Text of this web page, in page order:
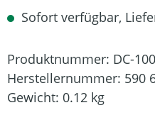
Sofort verfügbar,
Produktnummer: DC-
Herstellernummer: 590
Gewicht: 0.12 kg